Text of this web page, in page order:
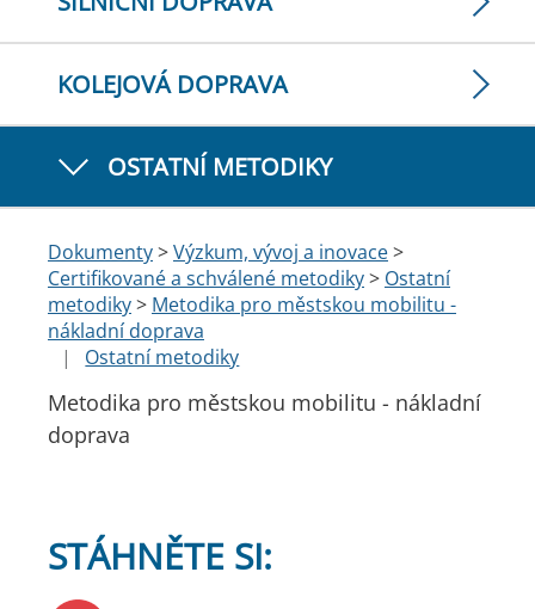
KOLEJOVÁ DOPRAVA
OSTATNÍ METODIKY
Dokumenty>Výzkum, vývoj a inovace>
Certifikované a schválené metodiky> Ostatní
metodiky> Metodika pro městskou mobilitu -
nákladní doprava
|
Ostatní metodiky
Metodika pro městskou mobilitu - nákladní
doprava
STÁHNĚTE SI: